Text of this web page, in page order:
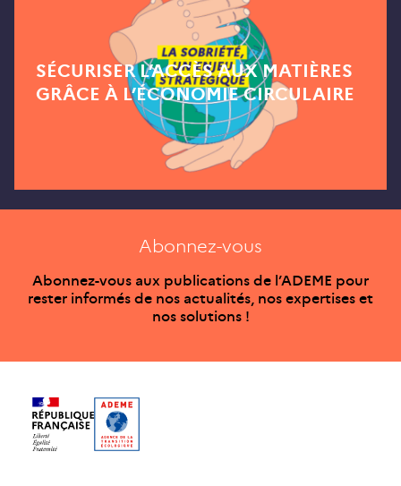
SÉCURISER L’ACCÈS AUX MATIÈRES
GRÂCE À L’ÉCONOMIE CIRCULAIRE
Abonnez-vous
Abonnez-vous aux publications de l’ADEME pour
rester informés de nos actualités, nos expertises et
nos solutions !